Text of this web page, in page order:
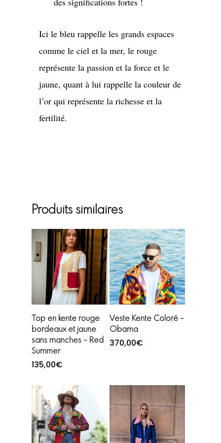
Ici le bleu rappelle les grands espaces
comme le ciel et la mer, le rouge
représente la passion et la force et le
jaune, quant à lui rappelle la couleur de
l’or qui représente la richesse et la
fertilité.
Produits similaires
Ajouter au
panier
Top en kente rouge
bordeaux et jaune
sans manches – Red
Summer
135,00€
Choix des options
Veste Kente Coloré –
Obama
370,00€